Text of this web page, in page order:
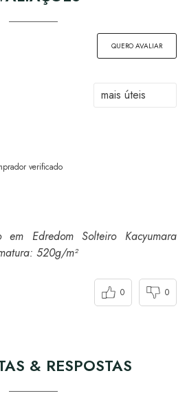
QUERO AVALIAR
verificado
em Edredom Solteiro Kacyumara
520g/m²
0 0
& RESPOSTAS